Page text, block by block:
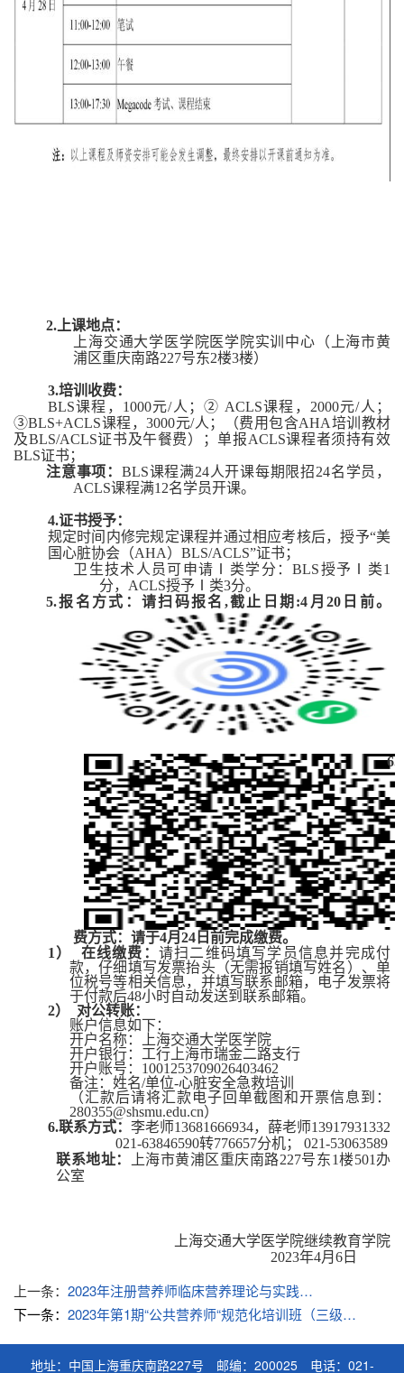
2.上课地点：
上海交通大学医学院医学院实训中心（上海市黄
浦区重庆南路227号东2楼3楼）
3.培训收费：
BLS课程，1000元/人；② ACLS课程，2000元/人；
③BLS+ACLS课程，3000元/人；（费用包含AHA培训教材
及BLS/ACLS证书及午餐费）；单报ACLS课程者须持有效
BLS证书；
注意事项 ： BLS课程满24人开课每期限招24名学员，
ACLS课程满12名学员开课。
4.证书授予：
规定时间内修完规定课程并通过相应考核后，授予“美
国心脏协会（AHA）BLS/ACLS”证书；
卫生技术人员可申请 Ⅰ类学分：BLS授予Ⅰ类1
分， ACLS授予Ⅰ类3分。
5.报名方式：请扫码报名,截止日期:4月20日前。
6.
费方式：请于4月24日前完成缴费。
1）
在线缴费： 请扫二维码填写学员信息并完成付
款，仔细填写发票抬头（无需报销填写姓名）、单
位税号等相关信息，并填写联系邮箱，电子发票将
于付款后48小时自动发送到联系邮箱。
2）
对公转账：
账户信息如下：
开户名称：上海交通大学医学院
开户银行：工行上海市瑞金二路支行
开户账号： 1001253709026403462
备注：姓名/单位-心脏安全急救培训
（汇款后请将汇款电子回单截图和开票信息到：
280355@shsmu.edu.cn）
6.联系方式： 李老师13681666934，薛老师13917931332
021-63846590转776657分机；
021-53063589
联系地址： 上海市黄浦区重庆南路227号东1楼501 办
公室
上海交通大学医学院继续教育学院
2023年4月 6日
上一条：
2023年注册营养师临床营养理论与实践技能最新进展学习班
下一条：
2023年第1期“公共营养师“规范化培训班（三级）招生简章（第二轮通知）
地址：中国上海重庆南路227号 邮编：200025 电话：021-